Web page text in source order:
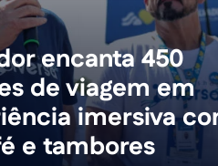
encanta 450
de viagem em
imersiva
e tambores